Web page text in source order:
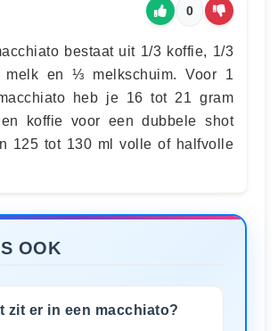
0
bestaat uit 1/3 koffie, 1/3
melk en ⅓ melkschuim. Voor 1
heb je 16 tot 21 gram
koffie voor een dubbele shot
125 tot 130 ml volle of halfvolle
OOK
zit er in een macchiato?